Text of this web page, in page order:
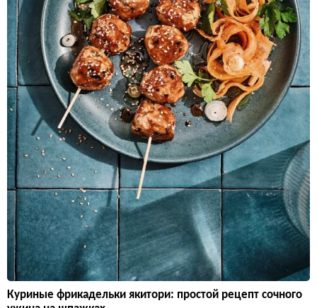
Куриные фрикадельки якитори: простой рецепт сочного